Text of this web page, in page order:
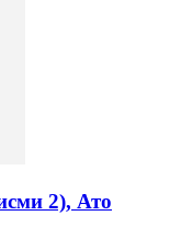
2), Ато